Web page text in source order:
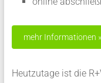
Heutzutage ist die